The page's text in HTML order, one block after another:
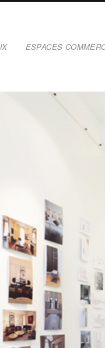
ESPACES